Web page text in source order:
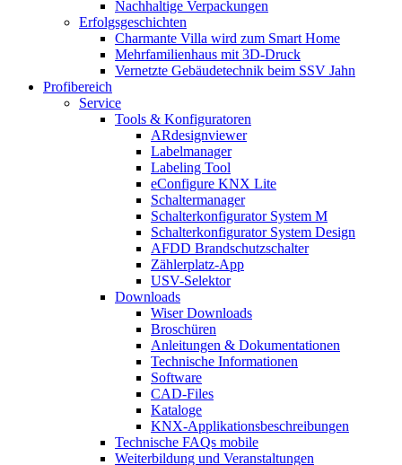
Nachhaltige Verpackungen
Erfolgsgeschichten
Charmante Villa wird zum Smart Home
Mehrfamilienhaus mit 3D-Druck
Vernetzte Gebäudetechnik beim SSV Jahn
Profibereich
Service
Tools & Konfiguratoren
ARdesignviewer
Labelmanager
Labeling Tool
eConfigure KNX Lite
Schaltermanager
Schalterkonfigurator System M
Schalterkonfigurator System Design
AFDD Brandschutzschalter
Zählerplatz-App
USV-Selektor
Downloads
Wiser Downloads
Broschüren
Anleitungen & Dokumentationen
Technische Informationen
Software
CAD-Files
Kataloge
KNX-Applikationsbeschreibungen
Technische FAQs mobile
Weiterbildung und Veranstaltungen